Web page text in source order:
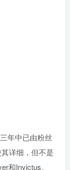
年中已由粉丝
详细，但不是
和Invictus。